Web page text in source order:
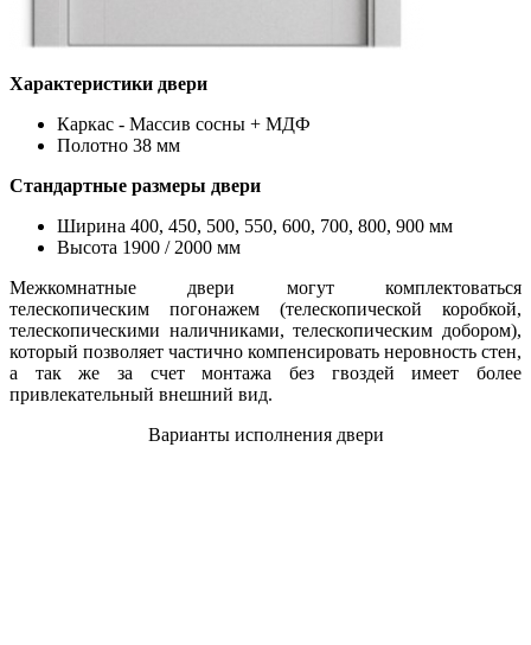
Характеристики двери
Каркас - Массив сосны + МДФ
Полотно 38 мм
Стандартные размеры двери
Ширина 400, 450, 500, 550, 600, 700, 800, 900 мм
Высота 1900 / 2000 мм
Межкомнатные двери могут комплектоваться
телескопическим погонажем (телескопической коробкой,
телескопическими наличниками, телескопическим добором),
который позволяет частично компенсировать неровность стен,
а так же за счет монтажа без гвоздей имеет более
привлекательный внешний вид.
Варианты исполнения двери